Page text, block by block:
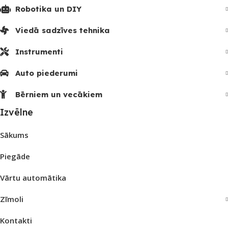
Robotika un DIY
Viedā sadzīves tehnika
Instrumenti
Auto piederumi
Bērniem un vecākiem
Izvēlne
Sākums
Piegāde
Vārtu automātika
Zīmoli
Kontakti